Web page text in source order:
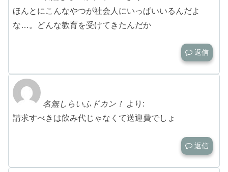
ほんとにこんなやつが社会人にいっぱいいるんだよ
な…。どんな教育を受けてきたんだか
返信
名無しらいふドカン！ より:
請求すべきは飲み代じゃなくて送迎費でしょ
返信